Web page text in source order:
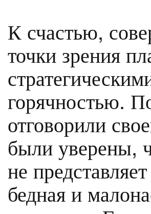
К счастью,
точки зрения
горячностью.
отговорили
были уверены,
не
бедная и